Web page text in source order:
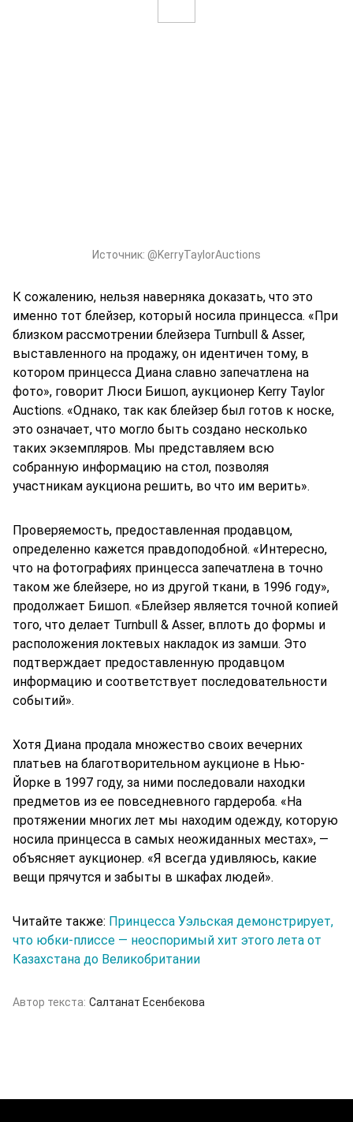
Источник: @KerryTaylorAuctions
К сожалению, нельзя наверняка доказать, что это
именно тот блейзер, который носила принцесса. «При
близком рассмотрении блейзера Turnbull & Asser,
выставленного на продажу, он идентичен тому, в
котором принцесса Диана славно запечатлена на
фото», говорит Люси Бишоп, аукционер Kerry Taylor
Auctions. «Однако, так как блейзер был готов к носке,
это означает, что могло быть создано несколько
таких экземпляров. Мы представляем всю
собранную информацию на стол, позволяя
участникам аукциона решить, во что им верить».
Проверяемость, предоставленная продавцом,
определенно кажется правдоподобной. «Интересно,
что на фотографиях принцесса запечатлена в точно
таком же блейзере, но из другой ткани, в 1996 году»,
продолжает Бишоп. «Блейзер является точной копией
того, что делает Turnbull & Asser, вплоть до формы и
расположения локтевых накладок из замши. Это
подтверждает предоставленную продавцом
информацию и соответствует последовательности
событий».
Хотя Диана продала множество своих вечерних
платьев на благотворительном аукционе в Нью-
Йорке в 1997 году, за ними последовали находки
предметов из ее повседневного гардероба. «На
протяжении многих лет мы находим одежду, которую
носила принцесса в самых неожиданных местах», —
объясняет аукционер. «Я всегда удивляюсь, какие
вещи прячутся и забыты в шкафах людей».
Читайте также: Принцесса Уэльская демонстрирует,
что юбки-плиссе — неоспоримый хит этого лета от
Казахстана до Великобритании
Автор текста: Салтанат Есенбекова